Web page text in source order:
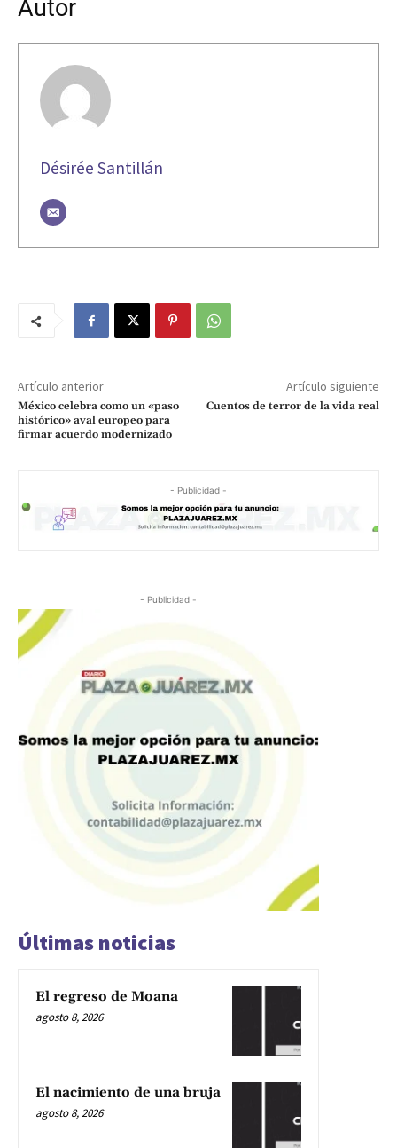
Autor
Désirée Santillán
Artículo anterior
México celebra como un «paso
histórico» aval europeo para
firmar acuerdo modernizado
Artículo siguiente
Cuentos de terror de la vida real
- Publicidad -
- Publicidad -
Últimas noticias
El regreso de Moana
agosto 8, 2026
El nacimiento de una bruja
agosto 8, 2026